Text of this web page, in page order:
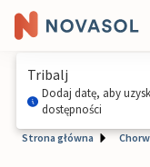
Tribalj
Dodaj datę, aby
dostępności
Strona główna